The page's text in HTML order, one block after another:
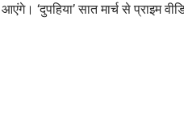
‘दुपहिया’ सात मार्च से प्राइम